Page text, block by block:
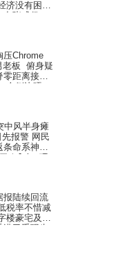
济没有困
夸张成份
压Chrome
老板 俯身疑
零距离接触
企侧边唔
中风半身瘫
报警 网民
条命系神迹
｜Juicy叮
报陆续回流
税率不惜减
楼豪宅及学
已重现生